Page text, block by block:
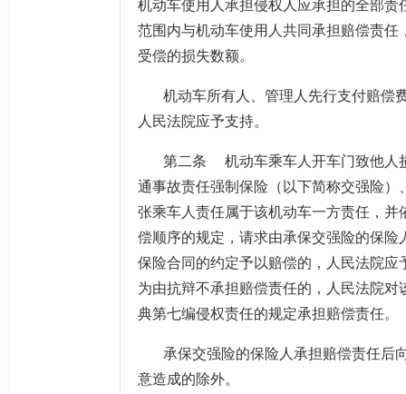
机动车使用人承担侵权人应承担的全部
范围内与机动车使用人共同承担赔偿责
受偿的损失数额。
机动车所有人、管理人先行支付赔偿
人民法院应予支持。
第二条
机动车乘车人开车门致他人
通事故责任强制保险（以下简称交强险
张乘车人责任属于该机动车一方责任，
偿顺序的规定，请求由承保交强险的保
保险合同的约定予以赔偿的，人民法院
为由抗辩不承担赔偿责任的，人民法院
典第七编侵权责任的规定承担赔偿责任。
承保交强险的保险人承担赔偿责任后
意造成的除外。